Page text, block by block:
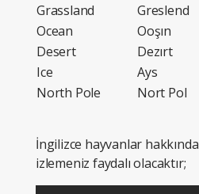
Grassland
Greslend
Ocean
Ooşın
Desert
Dezırt
Ice
Ays
North Pole
Nort Pol
İngilizce hayvanlar
izlemeniz faydalı olacaktır;